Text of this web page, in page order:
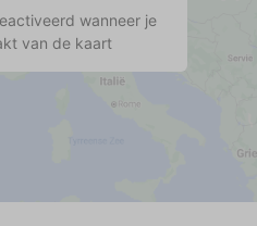
wanneer je
van de kaart